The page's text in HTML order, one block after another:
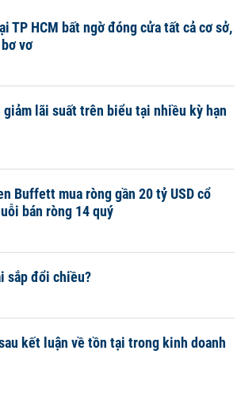
TP HCM bất ngờ đóng cửa tất cả cơ sở,
vơ
lãi suất trên biểu tại nhiều kỳ hạn
Buffett mua ròng gần 20 tỷ USD cổ
bán ròng 14 quý
sắp đổi chiều?
kết luận về tồn tại trong kinh doanh